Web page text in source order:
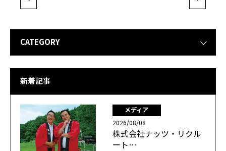
CATEGORY
新着記事
メディア
2026/08/08
株式会社ナッツ・リクル
ート…